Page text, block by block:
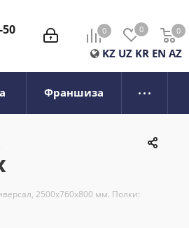
0 0 0
0
KZ UZ KR EN AZ
50
Франшиза
2500x760x800 мм. Полки: